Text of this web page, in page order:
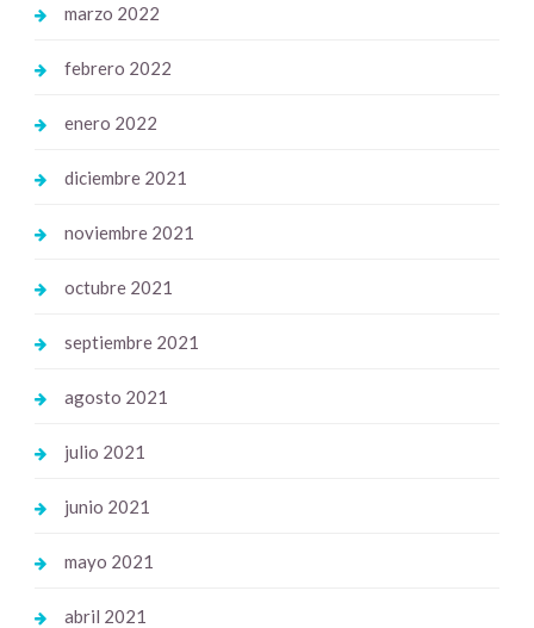
marzo 2022
febrero 2022
enero 2022
diciembre 2021
noviembre 2021
octubre 2021
septiembre 2021
agosto 2021
julio 2021
junio 2021
mayo 2021
abril 2021